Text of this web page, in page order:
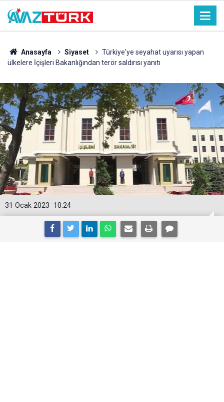
Anasayfa Siyaset
Türkiye'ye seyahat uyarısı yapan
ülkelere İçişleri Bakanlığından terör saldırısı yanıtı
10:24
31 Ocak 2023